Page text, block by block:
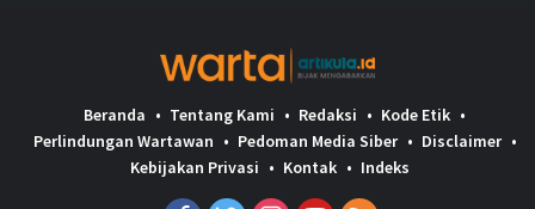
Beranda Tentang Kami Redaksi
Kode Etik
Perlindungan Wartawan
Pedoman Media Siber
Disclaimer
Kebijakan Privasi
Kontak Indeks